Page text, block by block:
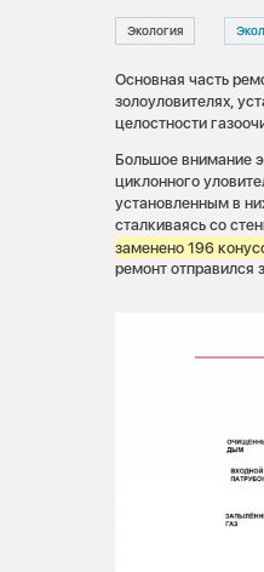
Экология
Основная часть
золоуловителях,
целостности
Большое внимание
циклонного
установленным в
сталкиваясь со
заменено 196
ремонт отправился